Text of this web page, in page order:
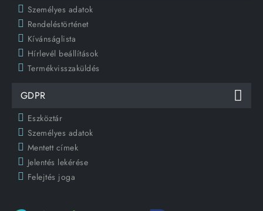
Személyes adatok
Rendeléstörténet
Kívánságlista
Hírlevél beállítások
Termékvisszaküldés
GDPR
Eszköztár
Személyes adatok
Mentett címek
Jelentés lekérése
Felejtés joga